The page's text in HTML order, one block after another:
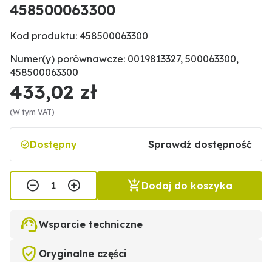
458500063300
Kod produktu: 458500063300
Numer(y) porównawcze: 0019813327, 500063300,
458500063300
433,02 zł
(W tym VAT)
Dostępny Sprawdź dostępność
Dodaj do koszyka
Wsparcie techniczne
Oryginalne części